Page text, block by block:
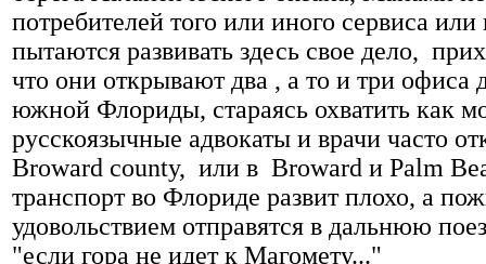
потребителей того или иного сервиса
пытаются развивать здесь свое дело,
что они открывают два , а то и три офиса
южной Флориды, стараясь охватить как
русскоязычные адвокаты и врачи часто
Broward county, или в Broward и Palm
транспорт во Флориде развит плохо, а
удовольствием отправятся в дальнюю
"если гора не идет к Магомету..."